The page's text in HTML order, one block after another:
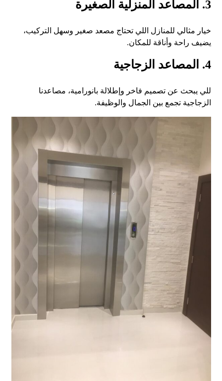
3. المصاعد المنزلية الصغيرة
خيار مثالي للمنازل اللي تحتاج مصعد صغير وسهل التركيب،
يضيف راحة وأناقة للمكان.
4. المصاعد الزجاجية
للي يبحث عن تصميم فاخر وإطلالة بانورامية، مصاعدنا
الزجاجية تجمع بين الجمال والوظيفة.